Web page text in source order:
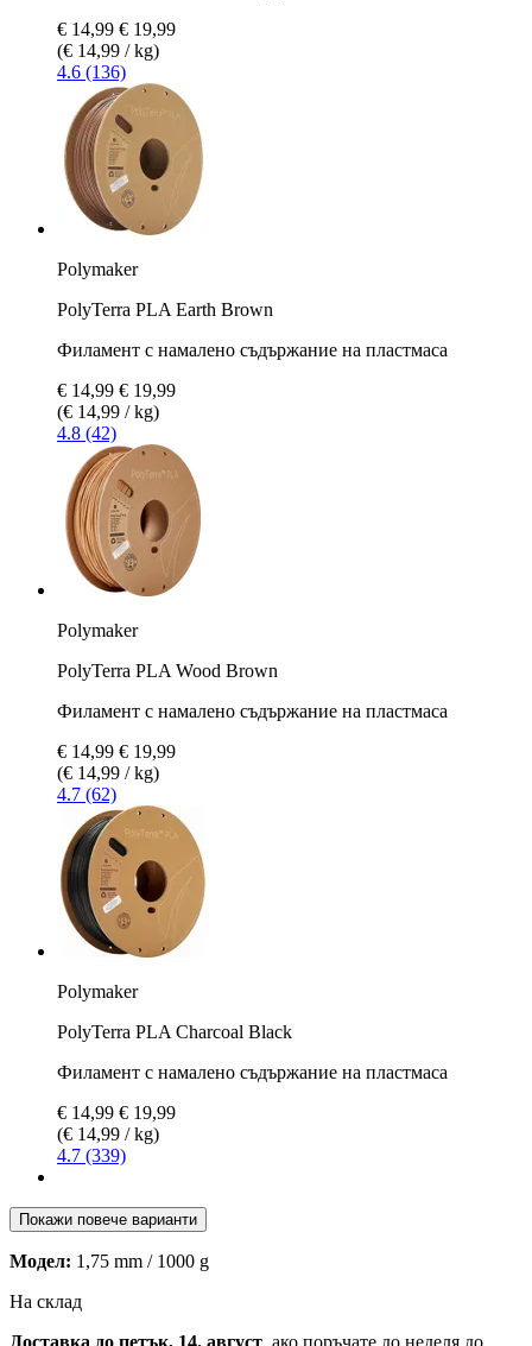
€ 14,99 € 19,99
(€ 14,99 / kg)
4.6 (136)
Polymaker
PolyTerra PLA Earth Brown
Филамент с намалено съдържание на пластмаса
€ 14,99 € 19,99
(€ 14,99 / kg)
4.8 (42)
Polymaker
PolyTerra PLA Wood Brown
Филамент с намалено съдържание на пластмаса
€ 14,99 € 19,99
(€ 14,99 / kg)
4.7 (62)
Polymaker
PolyTerra PLA Charcoal Black
Филамент с намалено съдържание на пластмаса
€ 14,99 € 19,99
(€ 14,99 / kg)
4.7 (339)
Покажи повече варианти
Модел: 1,75 mm / 1000 g
На склад
Доставка до петък, 14. август , ако поръчате до неделя до